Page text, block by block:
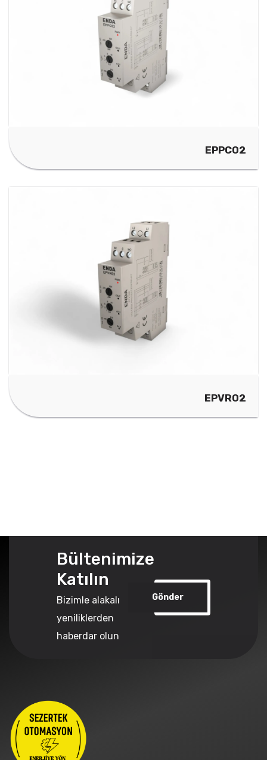
EPPC02
EPVR02
Bültenimize
Katılın
Bizimle alakalı
yeniliklerden
haberdar olun
Gönder